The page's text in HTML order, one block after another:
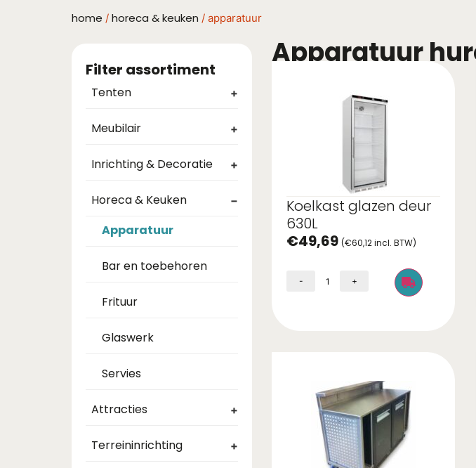
home / horeca & keuken / apparatuur
Filter assortiment
Tenten +
Meubilair +
Inrichting & Decoratie +
Horeca & Keuken −
Apparatuur
Bar en toebehoren
Frituur
Glaswerk
Servies
Attracties +
Terreininrichting +
Apparatuur
Koelkast glazen deur
630L
€49,69 (€60,12incl. BTW)
- +